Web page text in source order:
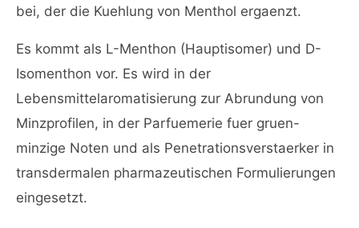
bei, der die Kuehlung von Menthol ergaenzt.
Es kommt als L-Menthon (Hauptisomer) und D-
Isomenthon vor. Es wird in der
Lebensmittelaromatisierung zur Abrundung von
Minzprofilen, in der Parfuemerie fuer gruen-
minzige Noten und als Penetrationsverstaerker in
transdermalen pharmazeutischen Formulierungen
eingesetzt.